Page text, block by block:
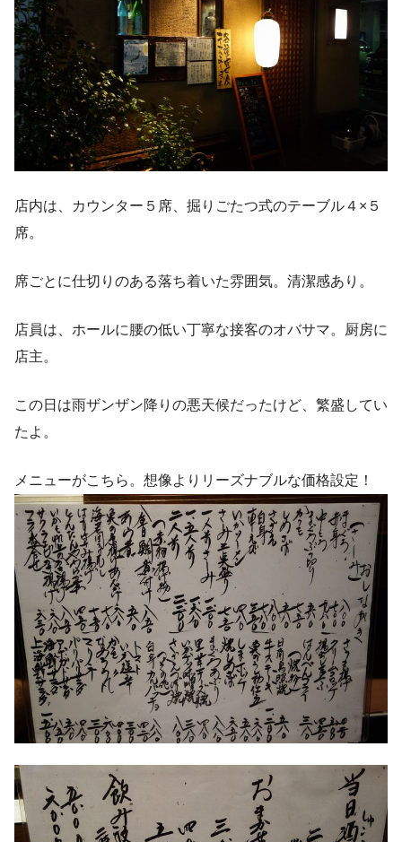
店内は、カウンター５席、掘りごたつ式のテーブル４×５
席。
席ごとに仕切りのある落ち着いた雰囲気。清潔感あり。
店員は、ホールに腰の低い丁寧な接客のオバサマ。厨房に
店主。
この日は雨ザンザン降りの悪天候だったけど、繁盛してい
たよ。
メニューがこちら。想像よりリーズナブルな価格設定！